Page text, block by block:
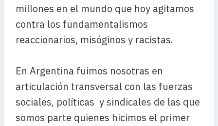
millones en el mundo que hoy agitamos
contra los fundamentalismos
reaccionarios, misóginos y racistas.
En Argentina fuimos nosotras en
articulación transversal con las fuerzas
sociales, políticas y sindicales de las que
somos parte quienes hicimos el primer